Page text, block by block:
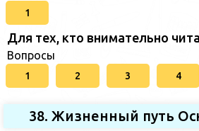
1
Для тех, кто внимательно
Вопросы
1 2 3 4
38. Жизненный путь